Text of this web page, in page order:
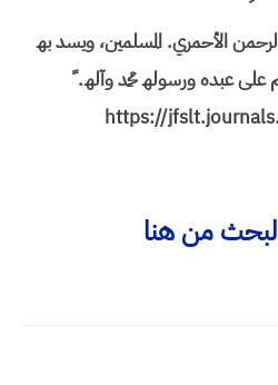
الأحمري. المسلمین، ویسد بھ
عبده ورسولھ محمد وآلھ.
من هنا